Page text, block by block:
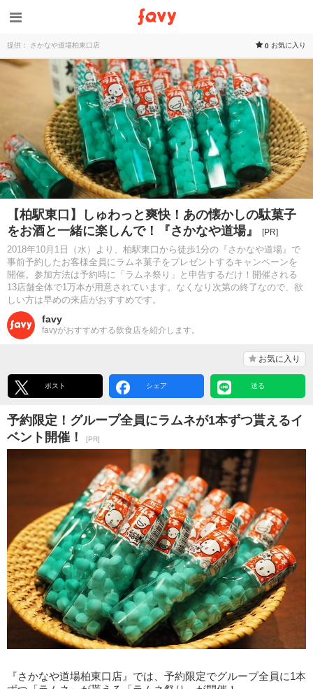
提供： さかなや道場柏東口店 0 お気に入り
【柏駅東口】しゅわっと爽快！あの懐かしの駄菓子
をお酒と一緒に楽しんで！『さかなや道場』
[PR]
2018年10月1日（水）より、柏駅東口から徒歩1分の『さかなや道場』で
事前予約したお客様全員にラムネ菓子をプレゼントするキャンペーンを
開催。参加方法は予約時に「ラムネ祭り」と申告するだけ！開催される
13店舗全体で1万本が用意されています。なくなり次第の終了なので、欲
しい方は早めの来店がおすすめです。
favy
favyがおすすめする飲食店を紹介します。
お気に入り
ポスト シェア 送る
予約限定！グループ全員にラムネが1本ずつ貰えるイ
ベント開催！
[PR]
『さかなや道場柏東口店』では、予約限定でグループ全員に1本